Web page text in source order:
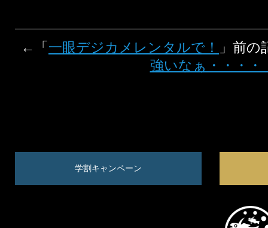
←「一眼デジカメレンタルで！
」前
強いなぁ・・・・
学割キャンペーン